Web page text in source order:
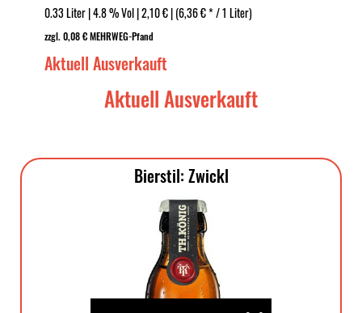
0.33 Liter | 4.8 % Vol | 2,10 € | (6,36 € * / 1 Liter)
zzgl. 0,08 € MEHRWEG-Pfand
Aktuell Ausverkauft
Aktuell Ausverkauft
Bierstil: Zwickl